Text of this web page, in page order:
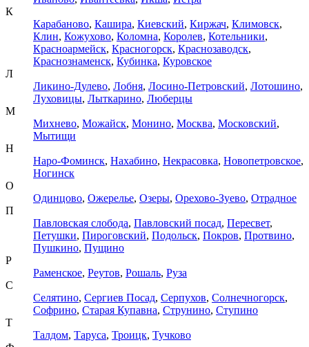
К
Карабаново, Кашира, Киевский, Киржач, Климовск,
Клин, Кожухово, Коломна, Королев, Котельники,
Красноармейск, Красногорск, Краснозаводск,
Краснознаменск, Кубинка, Куровское
Л
Ликино-Дулево, Лобня, Лосино-Петровский, Лотошино,
Луховицы, Лыткарино, Люберцы
М
Михнево, Можайск, Монино, Москва, Московский,
Мытищи
Н
Наро-Фоминск, Нахабино, Некрасовка, Новопетровское,
Ногинск
О
Одинцово, Ожерелье, Озеры, Орехово-Зуево, Отрадное
П
Павловская слобода, Павловский посад, Пересвет,
Петушки, Пироговский, Подольск, Покров, Протвино,
Пушкино, Пущино
Р
Раменское, Реутов, Рошаль, Руза
С
Селятино, Сергиев Посад, Серпухов, Солнечногорск,
Софрино, Старая Купавна, Струнино, Ступино
Т
Талдом, Таруса, Троицк, Тучково